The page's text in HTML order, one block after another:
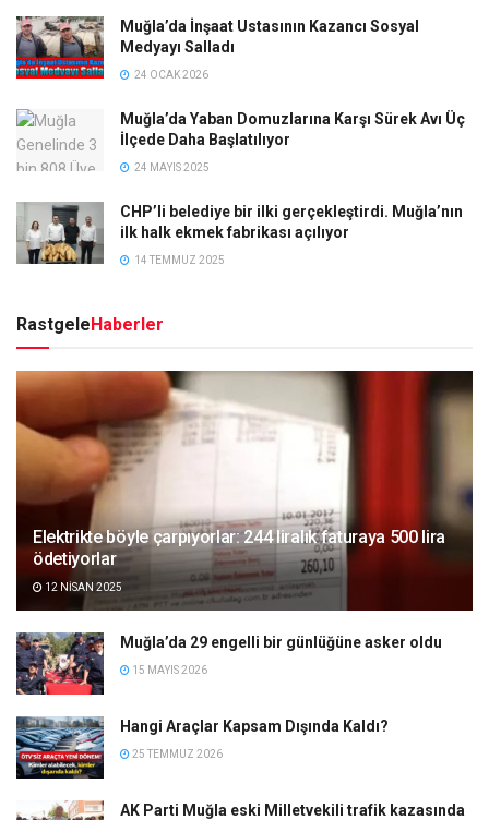
Muğla’da İnşaat Ustasının Kazancı Sosyal
Medyayı Salladı
24 OCAK 2026
Muğla’da Yaban Domuzlarına Karşı Sürek Avı Üç
İlçede Daha Başlatılıyor
24 MAYIS 2025
CHP’li belediye bir ilki gerçekleştirdi. Muğla’nın
ilk halk ekmek fabrikası açılıyor
14 TEMMUZ 2025
RastgeleHaberler
Elektrikte böyle çarpıyorlar: 244 liralık faturaya 500 lira
ödetiyorlar
12 NISAN 2025
Muğla’da 29 engelli bir günlüğüne asker oldu
15 MAYIS 2026
Hangi Araçlar Kapsam Dışında Kaldı?
25 TEMMUZ 2026
AK Parti Muğla eski Milletvekili trafik kazasında